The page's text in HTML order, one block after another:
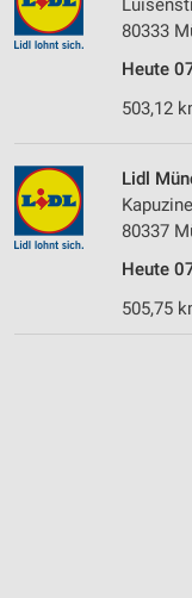
80333
Heute
503,12
Lidl
80337
Heute
505,75